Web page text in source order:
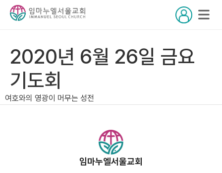
2020년 6월 26일 금요
기도회
여호와의 영광이 머무는 성전
임마누엘서울교회